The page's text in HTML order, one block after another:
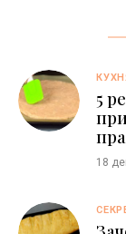
5
18